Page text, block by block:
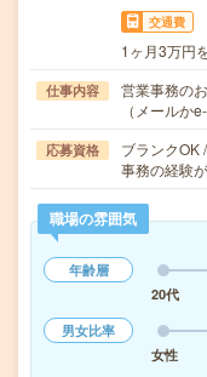
交通費
1ヶ月3万円
仕事内容
営業事務の
（メールか
応募資格
ブランクOK
事務の経験
職場の雰囲気
年齢層
20代
男女比率
女性